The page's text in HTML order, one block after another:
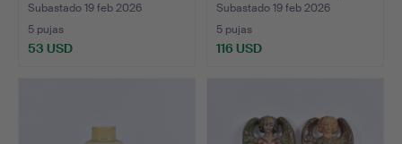
Subastado 19 feb 2026
5 pujas
53 USD
pa…
Subastado 19 feb 2026
5 pujas
116 USD